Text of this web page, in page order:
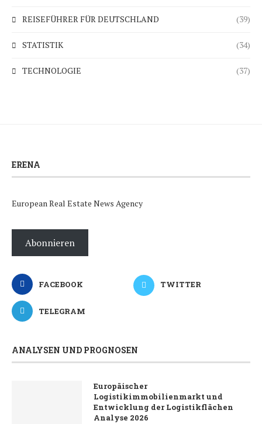
REISEFÜHRER FÜR DEUTSCHLAND (39)
STATISTIK (34)
TECHNOLOGIE (37)
ERENA
European Real Estate News Agency
Abonnieren
FACEBOOK TWITTER
TELEGRAM
ANALYSEN UND PROGNOSEN
Europäischer
Logistikimmobilienmarkt und
Entwicklung der Logistikflächen
Analyse 2026